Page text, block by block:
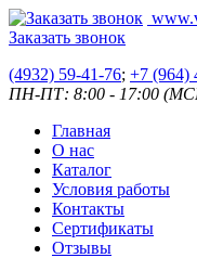
Заказать звонок
(4932) 59-41-76; +7 (964)
ПН-ПТ: 8:00 - 17:00
Главная
О нас
Каталог
Условия работы
Контакты
Сертификаты
Отзывы